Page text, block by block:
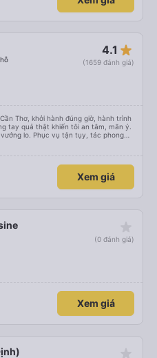
4.1 star_rate
(1659 đánh giá)
Thơ, khởi hành đúng giờ, hành trình
mãn ý.
lo. Phục vụ tận tụy, tác phong
tiền vội vã. Xã hội loạn đạo. Xin gửi
Xem giá
(0 đánh giá)
Xem giá